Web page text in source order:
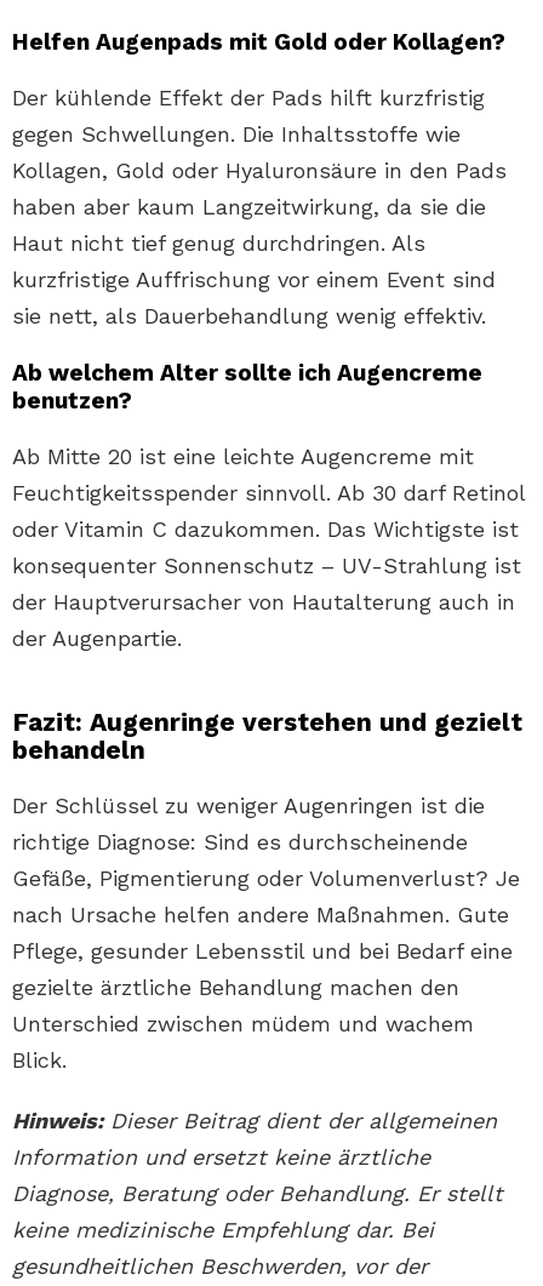
Helfen Augenpads mit Gold oder Kollagen?
Der kühlende Effekt der Pads hilft kurzfristig
gegen Schwellungen. Die Inhaltsstoffe wie
Kollagen, Gold oder Hyaluronsäure in den Pads
haben aber kaum Langzeitwirkung, da sie die
Haut nicht tief genug durchdringen. Als
kurzfristige Auffrischung vor einem Event sind
sie nett, als Dauerbehandlung wenig effektiv.
Ab welchem Alter sollte ich Augencreme
benutzen?
Ab Mitte 20 ist eine leichte Augencreme mit
Feuchtigkeitsspender sinnvoll. Ab 30 darf Retinol
oder Vitamin C dazukommen. Das Wichtigste ist
konsequenter Sonnenschutz – UV-Strahlung ist
der Hauptverursacher von Hautalterung auch in
der Augenpartie.
Fazit: Augenringe verstehen und gezielt
behandeln
Der Schlüssel zu weniger Augenringen ist die
richtige Diagnose: Sind es durchscheinende
Gefäße, Pigmentierung oder Volumenverlust? Je
nach Ursache helfen andere Maßnahmen. Gute
Pflege, gesunder Lebensstil und bei Bedarf eine
gezielte ärztliche Behandlung machen den
Unterschied zwischen müdem und wachem
Blick.
Hinweis:Dieser Beitrag dient der allgemeinen
Information und ersetzt keine ärztliche
Diagnose, Beratung oder Behandlung. Er stellt
keine medizinische Empfehlung dar. Bei
gesundheitlichen Beschwerden, vor der